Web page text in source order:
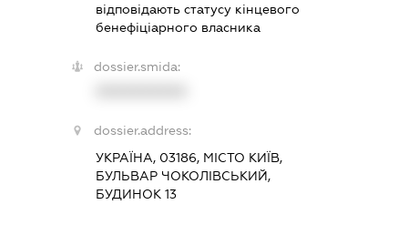
відповідають статусу кінцевого
бенефіціарного власника
dossier.smida:
dossier.address:
УКРАЇНА, 03186, МІСТО КИЇВ,
БУЛЬВАР ЧОКОЛІВСЬКИЙ,
БУДИНОК 13